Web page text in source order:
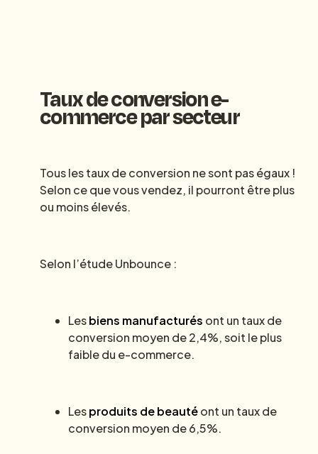
Taux de conversion e-
commerce par secteur
Tous les taux de conversion ne sont pas égaux !
Selon ce que vous vendez, il pourront être plus
ou moins élevés.
Selon l’étude Unbounce :
Lesbiens manufacturés ont un taux de
conversion moyen de 2,4%, soit le plus
faible du e-commerce.
Lesproduits de beautéont un taux de
conversion moyen de 6,5%.